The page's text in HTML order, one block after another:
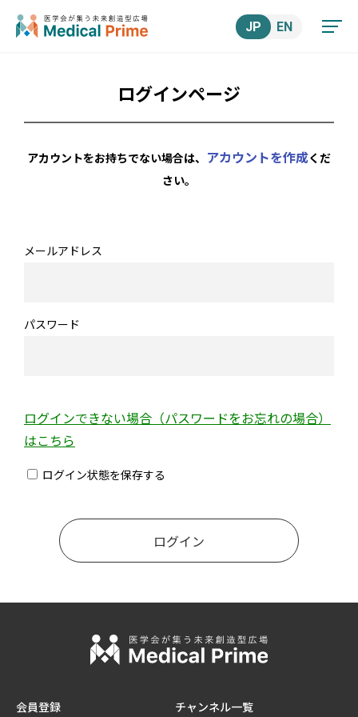
JP EN
ログインページ
アカウントをお持ちでない場合は、 アカウントを作成くだ
さい。
メールアドレス
パスワード
ログインできない場合（パスワードをお忘れの場合）
はこちら
ログイン状態を保存する
会員登録 チャンネル一覧